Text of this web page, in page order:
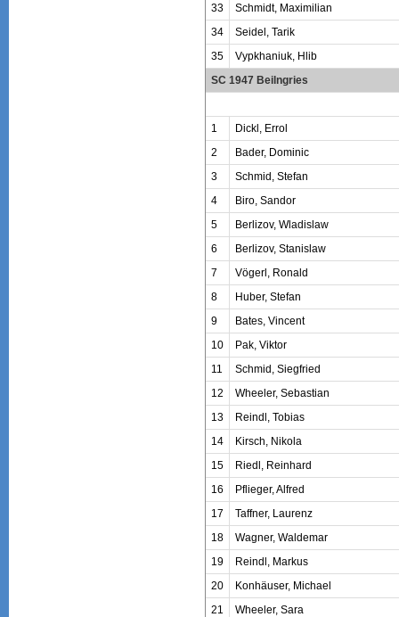
33
Schmidt, Maximilian
34
Seidel, Tarik
35
Vypkhaniuk, Hlib
SC 1947 Beilngries
1
Dickl, Errol
2
Bader, Dominic
3
Schmid, Stefan
4
Biro, Sandor
5
Berlizov, Wladislaw
6
Berlizov, Stanislaw
7
Vögerl, Ronald
8
Huber, Stefan
9
Bates, Vincent
10
Pak, Viktor
11
Schmid, Siegfried
12
Wheeler, Sebastian
13
Reindl, Tobias
14
Kirsch, Nikola
15
Riedl, Reinhard
16
Pflieger, Alfred
17
Taffner, Laurenz
18
Wagner, Waldemar
19
Reindl, Markus
20
Konhäuser, Michael
21
Wheeler, Sara